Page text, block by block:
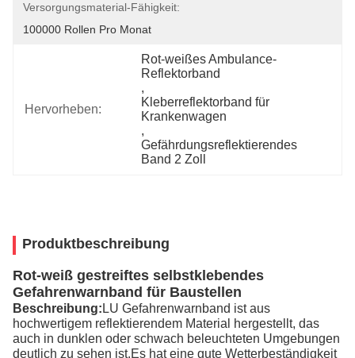
Versorgungsmaterial-Fähigkeit:
100000 Rollen Pro Monat
Hervorheben:
Rot-weißes Ambulance-
Reflektorband
,
Kleberreflektorband für
Krankenwagen
,
Gefährdungsreflektierendes
Band 2 Zoll
Produktbeschreibung
Rot-weiß gestreiftes selbstklebendes
Gefahrenwarnband für Baustellen
Beschreibung: LU Gefahrenwarnband ist aus
hochwertigem reflektierendem Material hergestellt, das
auch in dunklen oder schwach beleuchteten Umgebungen
deutlich zu sehen ist.Es hat eine gute Wetterbeständigkeit